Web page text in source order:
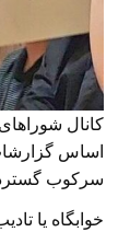
کانال
اساس
سرکوب
خوابگاه یا